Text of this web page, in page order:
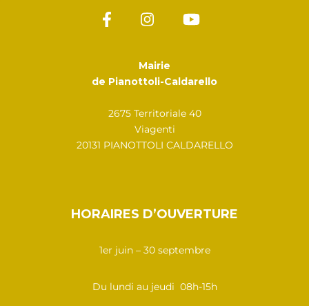
Mairie
de Pianottoli-Caldarello
2675 Territoriale 40
Viagenti
20131 PIANOTTOLI CALDARELLO
HORAIRES D’OUVERTURE
1er juin – 30 septembre
Du lundi au jeudi 08h-15h